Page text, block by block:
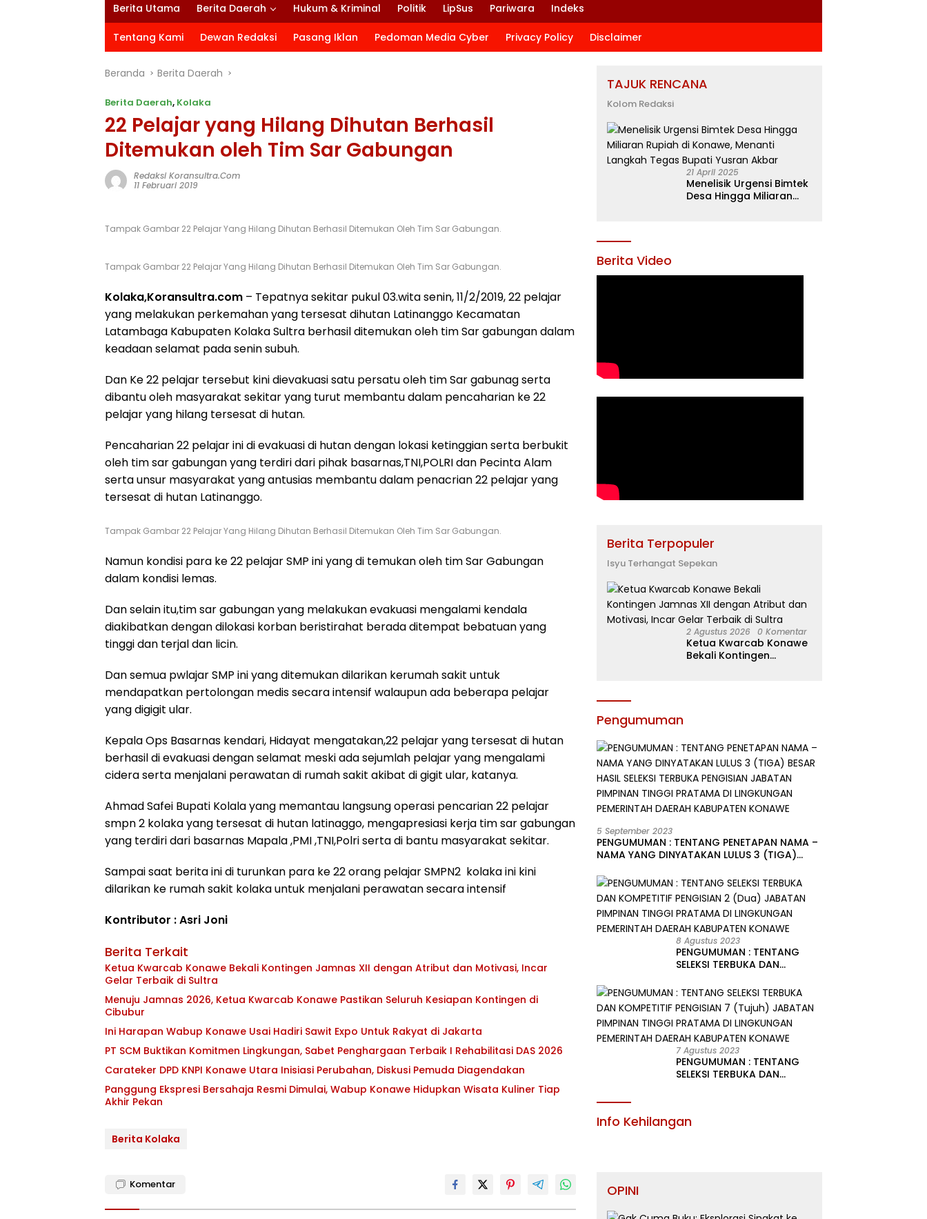
Berita Utama Berita Daerah Hukum & Kriminal Politik LipSus Pariwara Indeks
Tentang Kami Dewan Redaksi Pasang Iklan Pedoman Media Cyber Privacy Policy Disclaimer
Beranda Berita Daerah
Berita Daerah, Kolaka
22 Pelajar yang Hilang Dihutan Berhasil
Ditemukan oleh Tim Sar Gabungan
Redaksi Koransultra.com
11 Februari 2019
Tampak Gambar 22 Pelajar Yang Hilang Dihutan Berhasil Ditemukan Oleh Tim Sar Gabungan.
Tampak Gambar 22 Pelajar Yang Hilang Dihutan Berhasil Ditemukan Oleh Tim Sar Gabungan.
Kolaka,Koransultra.com – Tepatnya sekitar pukul 03.wita senin, 11/2/2019, 22 pelajar
yang melakukan perkemahan yang tersesat dihutan Latinanggo Kecamatan
Latambaga Kabupaten Kolaka Sultra berhasil ditemukan oleh tim Sar gabungan dalam
keadaan selamat pada senin subuh.
Dan Ke 22 pelajar tersebut kini dievakuasi satu persatu oleh tim Sar gabunag serta
dibantu oleh masyarakat sekitar yang turut membantu dalam pencaharian ke 22
pelajar yang hilang tersesat di hutan.
Pencaharian 22 pelajar ini di evakuasi di hutan dengan lokasi ketinggian serta berbukit
oleh tim sar gabungan yang terdiri dari pihak basarnas,TNI,POLRI dan Pecinta Alam
serta unsur masyarakat yang antusias membantu dalam penacrian 22 pelajar yang
tersesat di hutan Latinanggo.
Tampak Gambar 22 Pelajar Yang Hilang Dihutan Berhasil Ditemukan Oleh Tim Sar Gabungan.
Namun kondisi para ke 22 pelajar SMP ini yang di temukan oleh tim Sar Gabungan
dalam kondisi lemas.
Dan selain itu,tim sar gabungan yang melakukan evakuasi mengalami kendala
diakibatkan dengan dilokasi korban beristirahat berada ditempat bebatuan yang
tinggi dan terjal dan licin.
Dan semua pwlajar SMP ini yang ditemukan dilarikan kerumah sakit untuk
mendapatkan pertolongan medis secara intensif walaupun ada beberapa pelajar
yang digigit ular.
Kepala Ops Basarnas kendari, Hidayat mengatakan,22 pelajar yang tersesat di hutan
berhasil di evakuasi dengan selamat meski ada sejumlah pelajar yang mengalami
cidera serta menjalani perawatan di rumah sakit akibat di gigit ular, katanya.
Ahmad Safei Bupati Kolala yang memantau langsung operasi pencarian 22 pelajar
smpn 2 kolaka yang tersesat di hutan latinaggo, mengapresiasi kerja tim sar gabungan
yang terdiri dari basarnas Mapala ,PMI ,TNI,Polri serta di bantu masyarakat sekitar.
Sampai saat berita ini di turunkan para ke 22 orang pelajar SMPN2 kolaka ini kini
dilarikan ke rumah sakit kolaka untuk menjalani perawatan secara intensif
Kontributor : Asri Joni
Berita Terkait
Ketua Kwarcab Konawe Bekali Kontingen Jamnas XII dengan Atribut dan Motivasi, Incar
Gelar Terbaik di Sultra
Menuju Jamnas 2026, Ketua Kwarcab Konawe Pastikan Seluruh Kesiapan Kontingen di
Cibubur
Ini Harapan Wabup Konawe Usai Hadiri Sawit Expo Untuk Rakyat di Jakarta
PT SCM Buktikan Komitmen Lingkungan, Sabet Penghargaan Terbaik I Rehabilitasi DAS 2026
Carateker DPD KNPI Konawe Utara Inisiasi Perubahan, Diskusi Pemuda Diagendakan
Panggung Ekspresi Bersahaja Resmi Dimulai, Wabup Konawe Hidupkan Wisata Kuliner Tiap
Akhir Pekan
Berita Kolaka
Komentar
TAJUK RENCANA
Kolom Redaksi
21 April 2025
Menelisik Urgensi Bimtek
Desa Hingga Miliaran
Berita Video
Berita Terpopuler
Isyu Terhangat Sepekan
2 Agustus 2026 0 Komentar
Ketua Kwarcab Konawe
Bekali Kontingen
Pengumuman
5 September 2023
PENGUMUMAN : TENTANG PENETAPAN NAMA –
NAMA YANG DINYATAKAN LULUS 3 (TIGA)
JABATAN PIMPINAN TINGGI PRATAMA DI
LINGKUNGAN PEMERINTAH DAERAH
KABUPATEN KONAWE
8 Agustus 2023
PENGUMUMAN : TENTANG
SELEKSI TERBUKA DAN
(Dua) JABATAN PIMPINAN
TINGGI PRATAMA DI
LINGKUNGAN PEMERINTAH
DAERAH KABUPATEN KONAWE
7 Agustus 2023
PENGUMUMAN : TENTANG
SELEKSI TERBUKA DAN
LINGKUNGAN PEMERINTAH
Info Kehilangan
OPINI